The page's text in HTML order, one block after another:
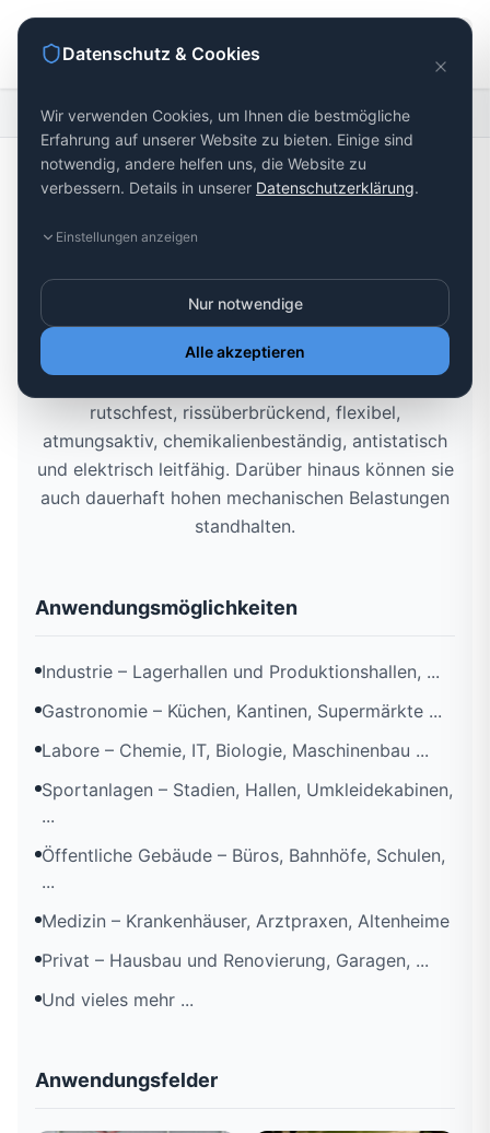
Startseite Beschichtung
Innenbeschichtungssysteme
Unsere Innenbeschichtungssysteme zeichnen sich
durch herausragende Eigenschaften aus. Je nach
Anwendungsort sind sie undurchlässig,
rutschfest, rissüberbrückend, flexibel,
atmungsaktiv, chemikalienbeständig, antistatisch
und elektrisch leitfähig. Darüber hinaus können sie
auch dauerhaft hohen mechanischen Belastungen
standhalten.
Anwendungsmöglichkeiten
Industrie – Lagerhallen und Produktionshallen, ...
Gastronomie – Küchen, Kantinen, Supermärkte ...
Labore – Chemie, IT, Biologie, Maschinenbau ...
Sportanlagen – Stadien, Hallen, Umkleidekabinen,
...
Öffentliche Gebäude – Büros, Bahnhöfe, Schulen,
...
Medizin – Krankenhäuser, Arztpraxen, Altenheime
Privat – Hausbau und Renovierung, Garagen, ...
Und vieles mehr ...
Anwendungsfelder
Datenschutz & Cookies
Wir verwenden Cookies, um Ihnen die bestmögliche
Erfahrung auf unserer Website zu bieten. Einige sind
notwendig, andere helfen uns, die Website zu
verbessern. Details in unserer Datenschutzerklärung.
Einstellungen anzeigen
Nur notwendige
Alle akzeptieren